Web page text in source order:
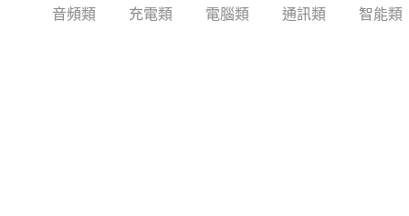
音頻類 充電類 電腦類 通訊類 智能類